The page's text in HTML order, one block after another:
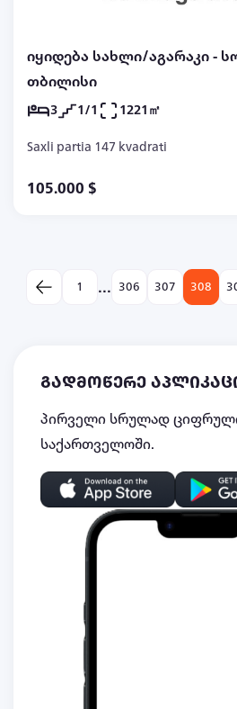
იყიდება სახლი/აგარაკი -
თბილისი
3 1/1 1221㎡
Saxli partia 147 kvadrati
105.000 $
1 ... 306 307 308
გადმოწერე
პირველი სრულად
საქართველოში.